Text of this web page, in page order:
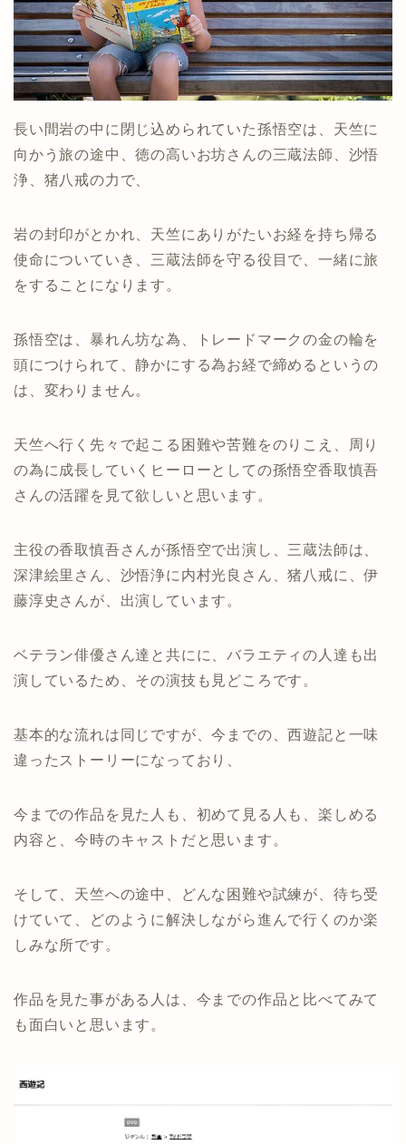
長い間岩の中に閉じ込められていた孫悟空は、天竺に
向かう旅の途中、徳の高いお坊さんの三蔵法師、沙悟
浄、猪八戒の力で、
岩の封印がとかれ、天竺にありがたいお経を持ち帰る
使命についていき、三蔵法師を守る役目で、一緒に旅
をすることになります。
孫悟空は、暴れん坊な為、トレードマークの金の輪を
頭につけられて、静かにする為お経で締めるというの
は、変わりません。
天竺へ行く先々で起こる困難や苦難をのりこえ、周り
の為に成長していくヒーローとしての孫悟空香取慎吾
さんの活躍を見て欲しいと思います。
主役の香取慎吾さんが孫悟空で出演し、三蔵法師は、
深津絵里さん、沙悟浄に内村光良さん、猪八戒に、伊
藤淳史さんが、出演しています。
ベテラン俳優さん達と共にに、バラエティの人達も出
演しているため、その演技も見どころです。
基本的な流れは同じですが、今までの、西遊記と一味
違ったストーリーになっており、
今までの作品を見た人も、初めて見る人も、楽しめる
内容と、今時のキャストだと思います。
そして、天竺への途中、どんな困難や試練が、待ち受
けていて、どのように解決しながら進んで行くのか楽
しみな所です。
作品を見た事がある人は、今までの作品と比べてみて
も面白いと思います。